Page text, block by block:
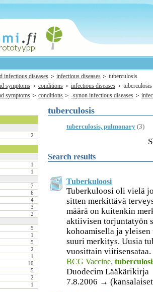
infectious diseases infectious diseases
tuberculosis
symptoms conditions infectious diseases
tuberculosis
symptoms conditions -synon infectious diseases
2
1
1
7
6
4
3
2
5
1
5
2
1
10
5
2
1
tuberculosis
tuberculosis, pulmonary (3)
Search results
Tuberkuloosi
Tuberkuloosi oli vielä
sitten merkittävä
määrä on kuitenkin
aktiivisen torjuntatyön
kohoamisella ja
suuri merkitys. Uusia
vuosittain viitisensataa.
BCG Vaccine,
Duodecim Lääkärikirja
7.8.2006 →